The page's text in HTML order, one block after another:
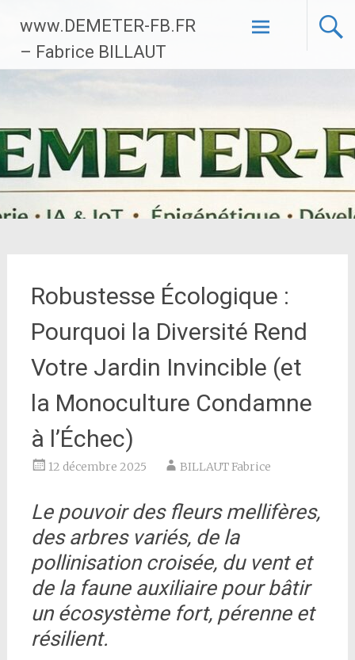
contenu
principal
www.DEMETER-FB.FR
– Fabrice BILLAUT
Robustesse Écologique :
Pourquoi la Diversité Rend
Votre Jardin Invincible (et
la Monoculture Condamne
à l’Échec)
12 décembre 2025 BILLAUT Fabrice
Le pouvoir des fleurs mellifères,
des arbres variés, de la
pollinisation croisée, du vent et
de la faune auxiliaire pour bâtir
un écosystème fort, pérenne et
résilient.